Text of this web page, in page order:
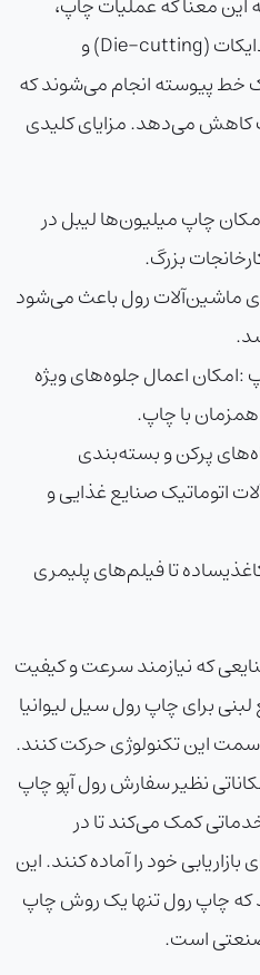
پوشش‌دهی (Lamination)، دایکات (Die-cutting) و
پیوسته انجام می‌شوند که
کاهش می‌دهد. مزایای کلیدی
چاپ میلیون‌ها لیبل در
بزرگ.
ماشین‌آلات رول باعث می‌شود
:امکان اعمال جلوه‌های ویژه
با چاپ.
پرکن و بسته‌بندی
اتوماتیک صنایع غذایی و
ساده تا فیلم‌های پلیمری
که نیازمند سرعت و کیفیت
برایچاپ رول سیل لیوانیا
سمت این تکنولوژی حرکت کنند.
نظیرسفارش رول آپوچاپ
کمک می‌کند تا در
خود را آماده کنند. این
چاپ رول تنها یک روش چاپ
است.